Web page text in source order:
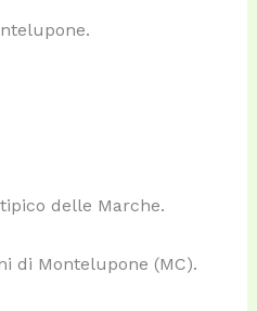
delle Marche.
di Montelupone (MC).